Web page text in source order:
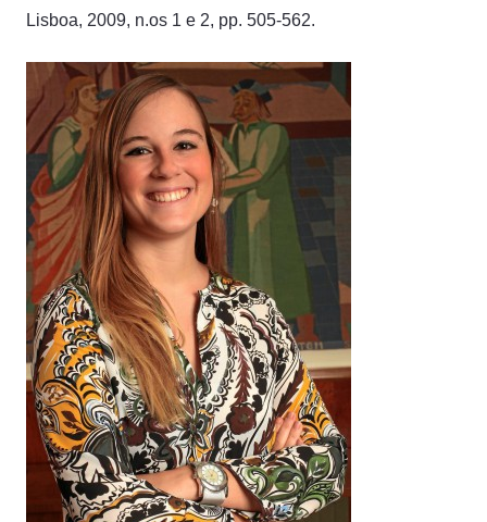
Lisboa, 2009, n.os 1 e 2, pp. 505-562.